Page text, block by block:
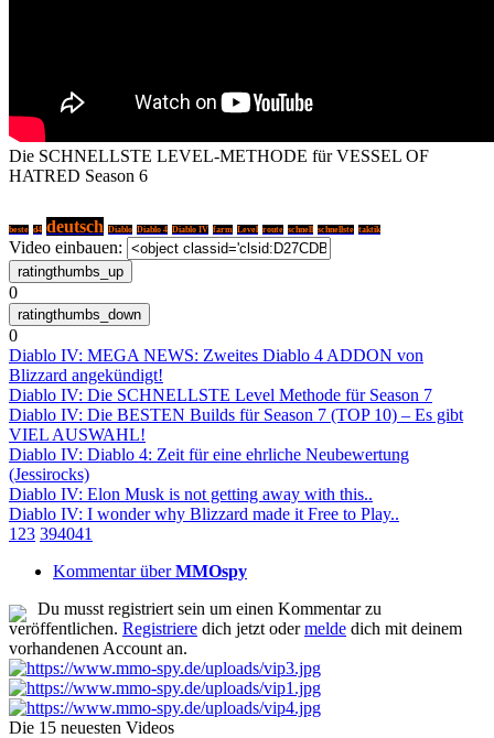
Die SCHNELLSTE LEVEL-METHODE für VESSEL OF
HATRED Season 6
beste d4 deutsch Diablo Diablo 4 Diablo IV farm Level route schnell schnellste taktik
Video einbauen:
0
0
Diablo IV: MEGA NEWS: Zweites Diablo 4 ADDON von
Blizzard angekündigt!
Diablo IV: Die SCHNELLSTE Level Methode für Season 7
Diablo IV: Die BESTEN Builds für Season 7 (TOP 10) – Es gibt
VIEL AUSWAHL!
Diablo IV: Diablo 4: Zeit für eine ehrliche Neubewertung
(Jessirocks)
Diablo IV: Elon Musk is not getting away with this..
Diablo IV: I wonder why Blizzard made it Free to Play..
1 23 394041
Kommentar überMMOspy
Du musst registriert sein um einen Kommentar zu
veröffentlichen. Registriere dich jetzt odermelde dich mit deinem
vorhandenen Account an.
Die 15 neuesten Videos